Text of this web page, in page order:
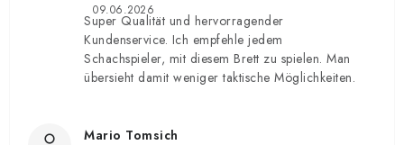
09.06.2026
Super Qualität und hervorragender
Kundenservice. Ich empfehle jedem
Schachspieler, mit diesem Brett zu spielen. Man
übersieht damit weniger taktische Möglichkeiten.
Mario Tomsich